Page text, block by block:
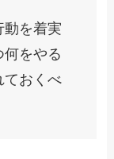
動を着実
をやる
ておくべ